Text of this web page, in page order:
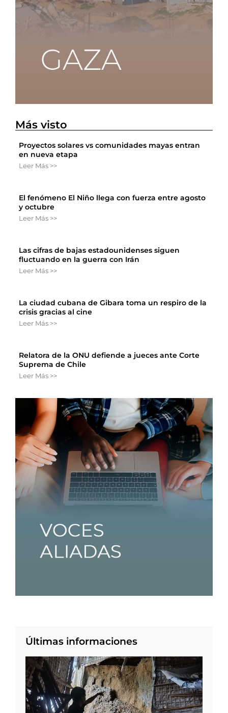
Más visto
Proyectos solares vs comunidades mayas entran
en nueva etapa
Leer Más >>
El fenómeno El Niño llega con fuerza entre agosto
y octubre
Leer Más >>
Las cifras de bajas estadounidenses siguen
fluctuando en la guerra con Irán
Leer Más >>
La ciudad cubana de Gibara toma un respiro de la
crisis gracias al cine
Leer Más >>
Relatora de la ONU defiende a jueces ante Corte
Suprema de Chile
Leer Más >>
Últimas informaciones